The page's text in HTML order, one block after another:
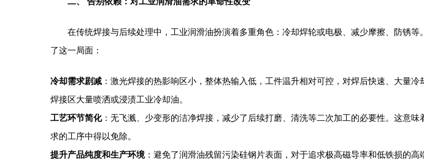
在传统焊接与后续处理中，工业润滑油扮演着多重角色：冷却焊轮或电极、减少摩擦、防锈
了这一局面：
冷却需求剧减 ：激光焊接的热影响区小，整体热输入低，工件温升相对可控，对焊后快速、大量
焊接区大量喷洒或浸渍工业冷却油。
工艺环节简化：无飞溅、少变形的洁净焊接，减少了后续打磨、清洗等二次加工的必要性。这意
求的工序中得以免除。
提升产品纯度和生产环境：避免了润滑油残留污染硅钢片表面，对于追求极高磁导率和低铁损的